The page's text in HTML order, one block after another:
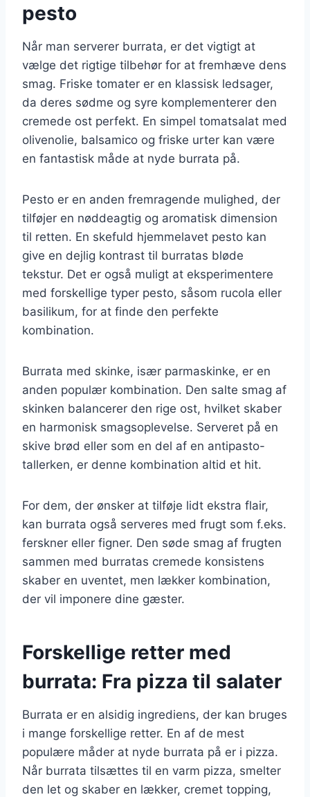
pesto
Når man serverer burrata, er det vigtigt at
vælge det rigtige tilbehør for at fremhæve dens
smag. Friske tomater er en klassisk ledsager,
da deres sødme og syre komplementerer den
cremede ost perfekt. En simpel tomatsalat med
olivenolie, balsamico og friske urter kan være
en fantastisk måde at nyde burrata på.
Pesto er en anden fremragende mulighed, der
tilføjer en nøddeagtig og aromatisk dimension
til retten. En skefuld hjemmelavet pesto kan
give en dejlig kontrast til burratas bløde
tekstur. Det er også muligt at eksperimentere
med forskellige typer pesto, såsom rucola eller
basilikum, for at finde den perfekte
kombination.
Burrata med skinke, især parmaskinke, er en
anden populær kombination. Den salte smag af
skinken balancerer den rige ost, hvilket skaber
en harmonisk smagsoplevelse. Serveret på en
skive brød eller som en del af en antipasto-
tallerken, er denne kombination altid et hit.
For dem, der ønsker at tilføje lidt ekstra flair,
kan burrata også serveres med frugt som f.eks.
ferskner eller figner. Den søde smag af frugten
sammen med burratas cremede konsistens
skaber en uventet, men lækker kombination,
der vil imponere dine gæster.
Forskellige retter med
burrata: Fra pizza til salater
Burrata er en alsidig ingrediens, der kan bruges
i mange forskellige retter. En af de mest
populære måder at nyde burrata på er i pizza.
Når burrata tilsættes til en varm pizza, smelter
den let og skaber en lækker, cremet topping,